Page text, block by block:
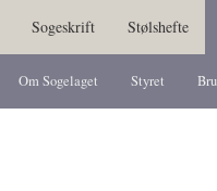
Sogeskrift Stølshefte
Om Sogelaget Styret